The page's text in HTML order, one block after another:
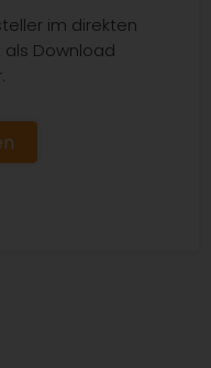
im direkten
Download